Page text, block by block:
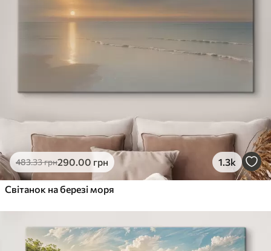
483.33грн290.00 грн 1.3k
Світанок на березі моря